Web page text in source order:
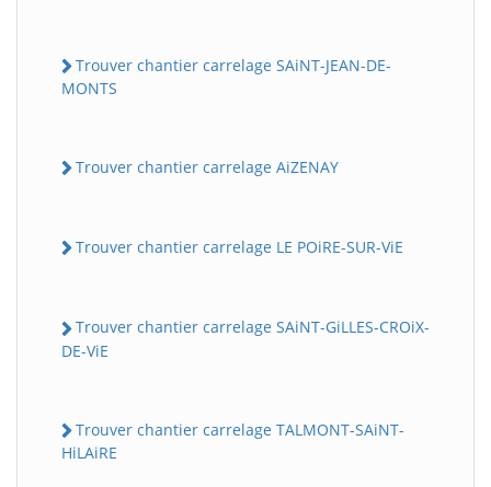
Trouver chantier carrelage SAiNT-JEAN-DE-
MONTS
Trouver chantier carrelage AiZENAY
Trouver chantier carrelage LE POiRE-SUR-ViE
Trouver chantier carrelage SAiNT-GiLLES-CROiX-
DE-ViE
Trouver chantier carrelage TALMONT-SAiNT-
HiLAiRE